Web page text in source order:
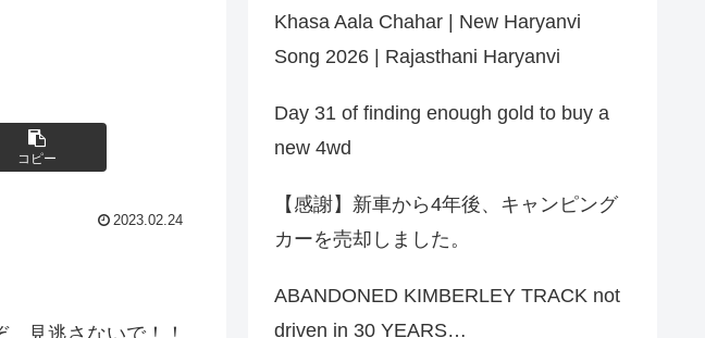
コピー
2023.02.24
Khasa Aala Chahar | New Haryanvi
Song 2026 | Rajasthani Haryanvi
Day 31 of finding enough gold to buy a
new 4wd
【感謝】新車から4年後、キャンピング
カーを売却しました。
ABANDONED KIMBERLEY TRACK not
driven in 30 YEARS…